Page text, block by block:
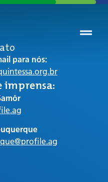
para nós:
imprensa: